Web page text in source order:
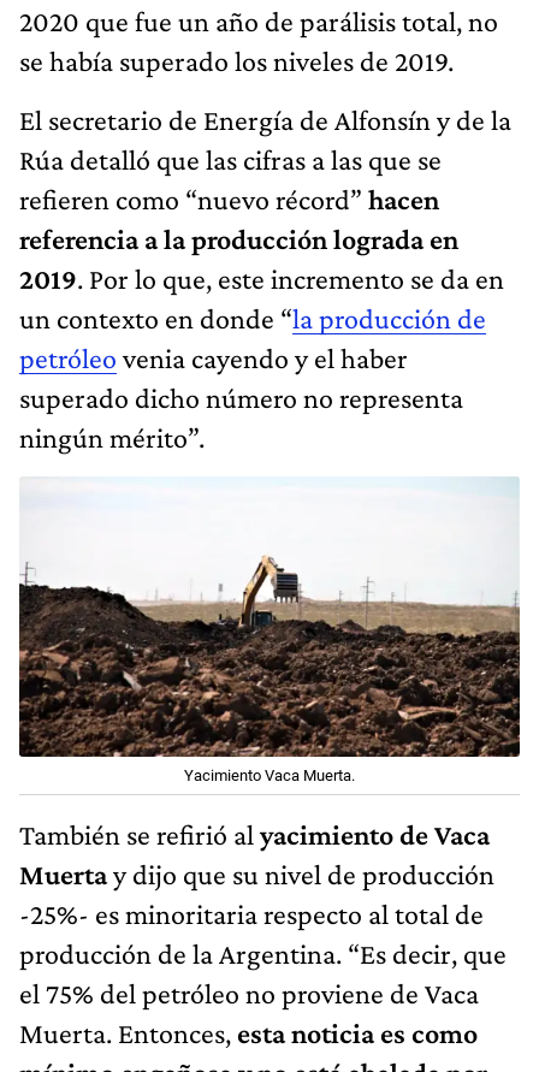
2020 que fue un año de parálisis total, no
se había superado los niveles de 2019.
El secretario de Energía de Alfonsín y de la
Rúa detalló que las cifras a las que se
refieren como “nuevo récord” hacen
referencia a la producción lograda en
2019. Por lo que, este incremento se da en
un contexto en donde “la producción de
petróleo venia cayendo y el haber
superado dicho número no representa
ningún mérito”.
Yacimiento Vaca Muerta.
También se refirió alyacimiento de Vaca
Muertay dijo que su nivel de producción
-25%- es minoritaria respecto al total de
producción de la Argentina. “Es decir, que
el 75% del petróleo no proviene de Vaca
Muerta. Entonces, esta noticia es como